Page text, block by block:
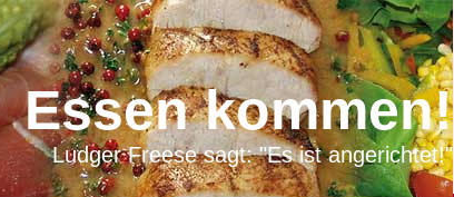
Essen kommen!
Ludger Freese sagt: "Es ist angerichtet!"